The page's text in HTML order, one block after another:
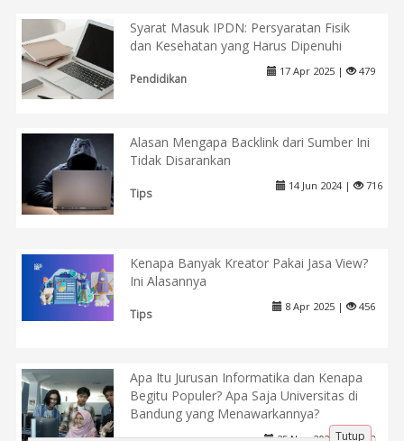
Syarat Masuk IPDN: Persyaratan Fisik
dan Kesehatan yang Harus Dipenuhi
Pendidikan
17 Apr 2025 | 479
Alasan Mengapa Backlink dari Sumber Ini
Tidak Disarankan
Tips
14 Jun 2024 | 716
Kenapa Banyak Kreator Pakai Jasa View?
Ini Alasannya
Tips
8 Apr 2025 | 456
Apa Itu Jurusan Informatika dan Kenapa
Begitu Populer? Apa Saja Universitas di
Bandung yang Menawarkannya?
Tutup